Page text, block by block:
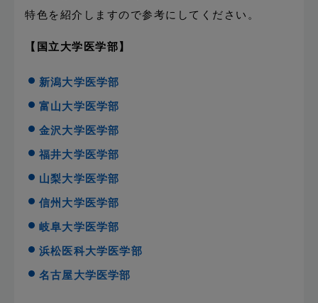
特色を紹介しますので参考にしてください。
【国立大学医学部】
新潟大学医学部
富山大学医学部
金沢大学医学部
福井大学医学部
山梨大学医学部
信州大学医学部
岐阜大学医学部
浜松医科大学医学部
名古屋大学医学部